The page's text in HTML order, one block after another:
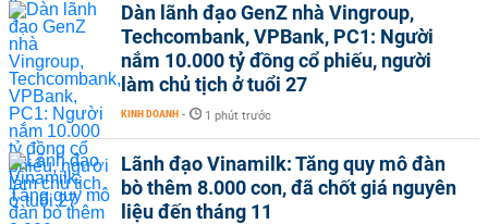
Dàn lãnh đạo GenZ nhà Vingroup,
Techcombank, VPBank, PC1: Người
nắm 10.000 tỷ đồng cổ phiếu, người
làm chủ tịch ở tuổi 27
KINH DOANH - 1 phút trước
Lãnh đạo Vinamilk: Tăng quy mô đàn
bò thêm 8.000 con, đã chốt giá nguyên
liệu đến tháng 11